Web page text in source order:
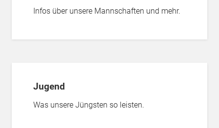
Infos über unsere Mannschaften und mehr.
Jugend
Was unsere Jüngsten so leisten.